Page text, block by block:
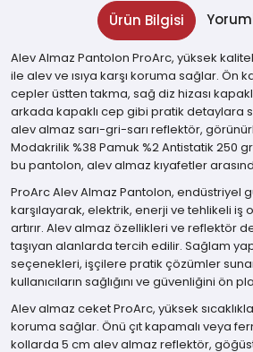
Ürün Bilgisi
Alev Almaz Pantolon ProArc, yüksek
ile alev ve ısıya karşı koruma sağlar. Ön
cepler üstten takma, sağ diz hizası
arkada kapaklı cep gibi pratik detaylara
alev almaz sarı-gri-sarı reflektör,
Modakrilik %38 Pamuk %2 Antistatik 250
bu pantolon, alev almaz kıyafetler
ProArc Alev Almaz Pantolon, endüstriyel
karşılayarak, elektrik, enerji ve tehlikeli iş
artırır. Alev almaz özellikleri ve reflektör
taşıyan alanlarda tercih edilir. Sağlam
seçenekleri, işçilere pratik çözümler
kullanıcıların sağlığını ve güvenliğini ön
Alev almaz ceket ProArc, yüksek
koruma sağlar. Önü çıt kapamalı veya
kollarda 5 cm alev almaz reflektör,